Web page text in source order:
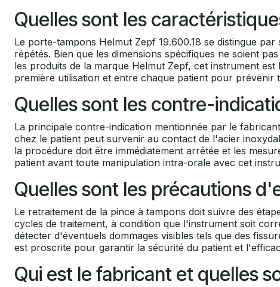
Quelles sont les
Le porte-tampons Helmut Zepf 19.600.18 se distingue
répétés. Bien que les dimensions spécifiques ne soient
les produits de la marque Helmut Zepf, cet instrument
première utilisation et entre chaque patient pour
Quelles sont les contre-
La principale contre-indication mentionnée par le
chez le patient peut survenir au contact de l'acier
la procédure doit être immédiatement arrêtée et les
patient avant toute manipulation intra-orale avec cet
Quelles sont les précautions
Le retraitement de la pince à tampons doit suivre des
cycles de traitement, à condition que l'instrument soit
détecter d'éventuels dommages visibles tels que des
est proscrite pour garantir la sécurité du patient et
Qui est le fabricant et quelles